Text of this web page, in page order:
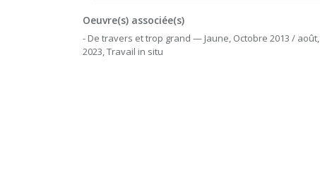
Oeuvre(s) associée(s)
- De travers et trop grand — Jaune, Octobre 2013 / août,
2023, Travail in situ